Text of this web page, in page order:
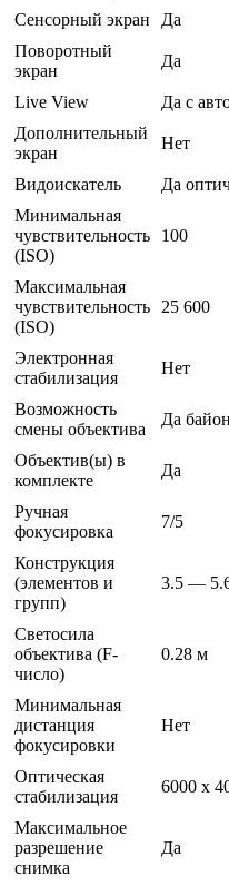
Сенсорный экран
Да
Поворотный
экран
Да
Live View
Да с
Дополнительный
экран
Нет
Видоискатель
Да
Минимальная
чувствительность
(ISO)
100
Максимальная
чувствительность
(ISO)
25 600
Электронная
стабилизация
Нет
Возможность
смены объектива
Да
Объектив(ы) в
комплекте
Да
Ручная
фокусировка
7/5
Конструкция
(элементов и
групп)
3.5 —
Светосила
объектива (F-
число)
0.28 м
Минимальная
дистанция
фокусировки
Нет
Оптическая
стабилизация
6000 x
Максимальное
разрешение
снимка
Да